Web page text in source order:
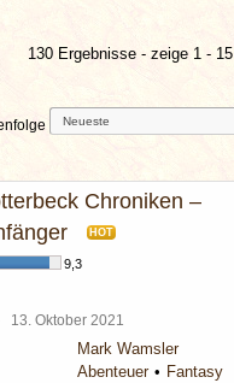
130 Ergebnisse - zeige 1 - 15
Chroniken –
HOT
9,3
13. Oktober 2021
Mark Wamsler
Abenteuer
Fantasy